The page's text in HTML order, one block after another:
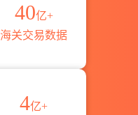
40亿+
海关交易数据
4亿+